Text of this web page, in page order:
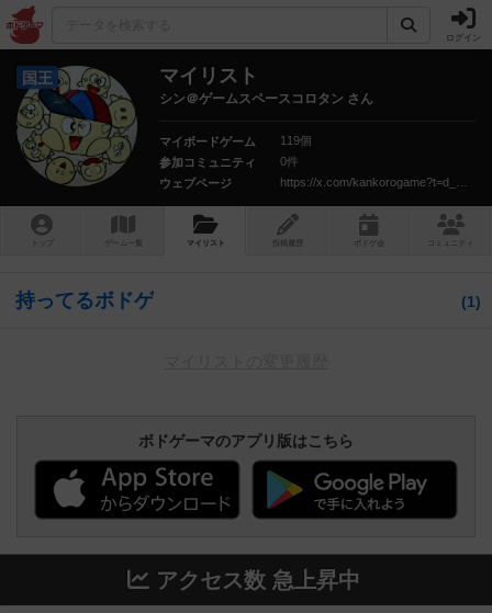
ログイン
国王 マイリスト
シン＠ゲームスペースコロタン さん
マイボードゲーム
119個
参加コミュニティ
0件
ウェブページ
トップ ゲーム一覧 マイリスト 投稿履歴 ボ ドゲ コミュニティ
持ってるボドゲ 1
ボドゲーマのアプリ版はこちら
アクセス数 急上昇中